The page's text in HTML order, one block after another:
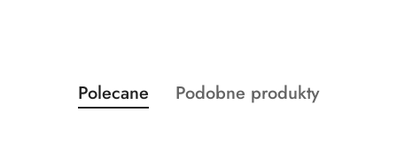
Pomiń karuzelę produktów
Produkty
o
Polecane
Produkty
Podobne produkty